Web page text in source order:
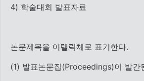
4) 학술대회 발표자료
논문제목을 이탤릭체로 표기한다.
(1) 발표논문집(Proceedings)이 발